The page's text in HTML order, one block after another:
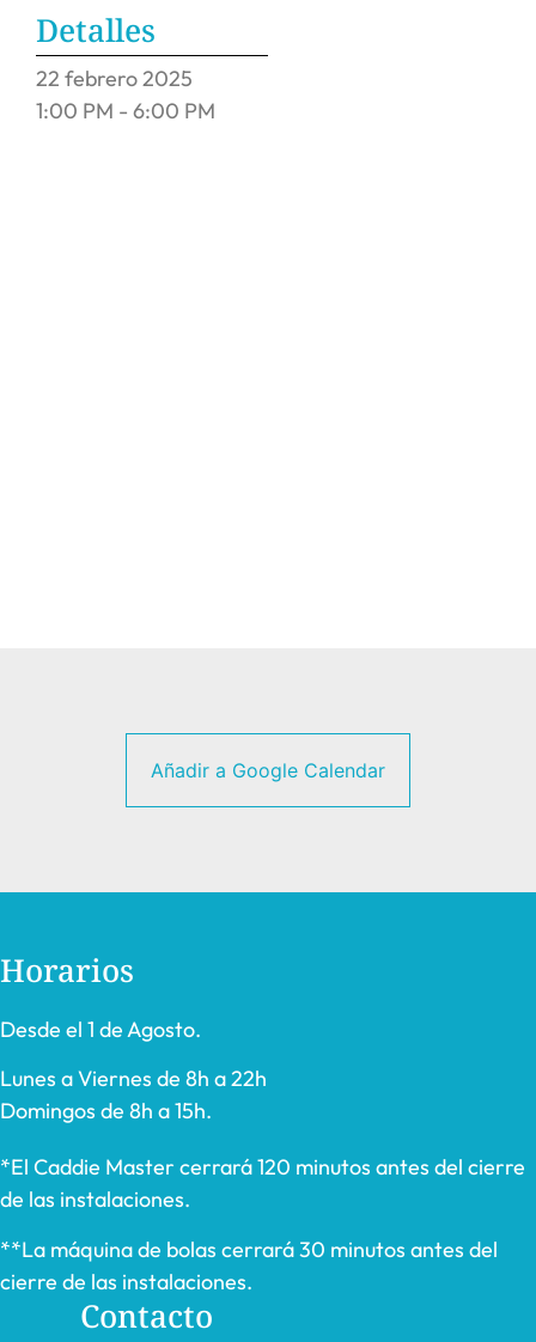
Detalles
22 febrero2025
1:00 PM - 6:00 PM
Añadir a Google Calendar
Horarios
Desde el 1 de Agosto.
Lunes a Viernes de 8h a 22h
Domingos de 8h a 15h.
*El Caddie Master cerrará 120 minutos antes del cierre
de las instalaciones.
**La máquina de bolas cerrará 30 minutos antes del
cierre de las instalaciones.
Contacto